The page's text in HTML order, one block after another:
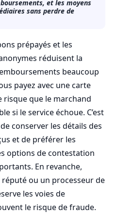
et les moyens
sans perdre de
prépayés et les
réduisent la
beaucoup
payez avec une carte
risque que le marchand
si le service échoue. C’est
conserver les détails des
et de préférer les
options de contestation
En revanche,
ou un processeur de
les voies de
le risque de fraude.